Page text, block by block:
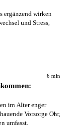
ergänzend wirken
und Stress,
6 min
im Alter enger
Vorsorge Ohr,
umfasst.